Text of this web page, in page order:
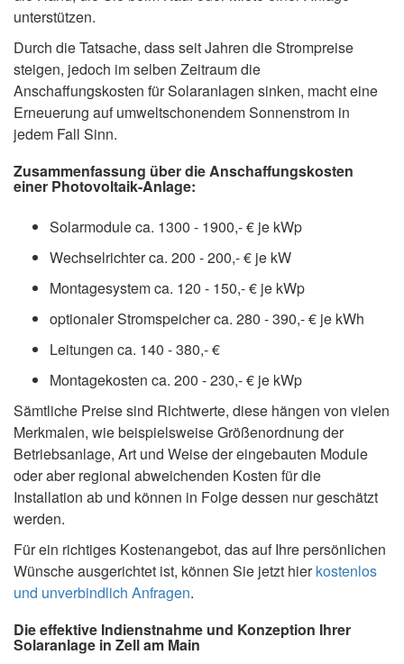
unterstützen.
Durch die Tatsache, dass seit Jahren die Strompreise
steigen, jedoch im selben Zeitraum die
Anschaffungskosten für Solaranlagen sinken, macht eine
Erneuerung auf umweltschonendem Sonnenstrom in
jedem Fall Sinn.
Zusammenfassung über die Anschaffungskosten
einer Photovoltaik-Anlage:
Solarmodule ca. 1300 - 1900,- € je kWp
Wechselrichter ca. 200 - 200,- € je kW
Montagesystem ca. 120 - 150,- € je kWp
optionaler Stromspeicher ca. 280 - 390,- € je kWh
Leitungen ca. 140 - 380,- €
Montagekosten ca. 200 - 230,- € je kWp
Sämtliche Preise sind Richtwerte, diese hängen von vielen
Merkmalen, wie beispielsweise Größenordnung der
Betriebsanlage, Art und Weise der eingebauten Module
oder aber regional abweichenden Kosten für die
Installation ab und können in Folge dessen nur geschätzt
werden.
Für ein richtiges Kostenangebot, das auf Ihre persönlichen
Wünsche ausgerichtet ist, können Sie jetzt hierkostenlos
und unverbindlich Anfragen.
Die effektive Indienstnahme und Konzeption Ihrer
Solaranlage in Zell am Main